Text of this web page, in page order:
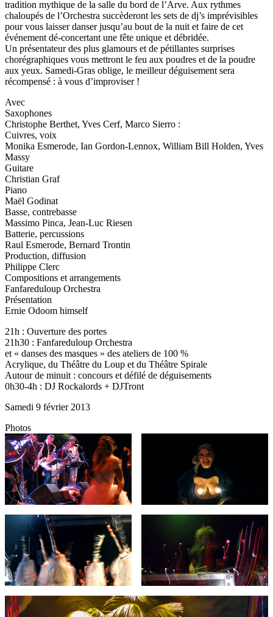
tradition mythique de la salle du bord de l’Arve. Aux rythmes
chaloupés de l’Orchestra succèderont les sets de dj’s imprévisibles
pour vous laisser danser jusqu’au bout de la nuit et faire de cet
événement dé-concertant une fête unique et débridée.
Un présentateur des plus glamours et de pétillantes surprises
chorégraphiques vous mettront le feu aux poudres et de la poudre
aux yeux. Samedi-Gras oblige, le meilleur déguisement sera
récompensé : à vous d’improviser !
Avec
Saxophones
Christophe Berthet, Yves Cerf, Marco Sierro :
Cuivres, voix
Monika Esmerode, Ian Gordon-Lennox, William Bill Holden, Yves
Massy
Guitare
Christian Graf
Piano
Maël Godinat
Basse, contrebasse
Massimo Pinca, Jean-Luc Riesen
Batterie, percussions
Raul Esmerode, Bernard Trontin
Production, diffusion
Philippe Clerc
Compositions et arrangements
Fanfareduloup Orchestra
Présentation
Ernie Odoom himself
21h : Ouverture des portes
21h30 : Fanfareduloup Orchestra
et « danses des masques » des ateliers de 100 %
Acrylique, du Théâtre du Loup et du Théâtre Spirale
Autour de minuit : concours et défilé de déguisements
0h30-4h : DJ Rockalords + DJTront
Samedi 9 février 2013
Photos